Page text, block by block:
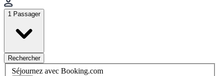
1 Passager
Rechercher
Séjournez avec Booking.com